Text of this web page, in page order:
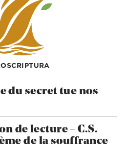
du secret tue nos
de lecture – C.S.
de la souffrance